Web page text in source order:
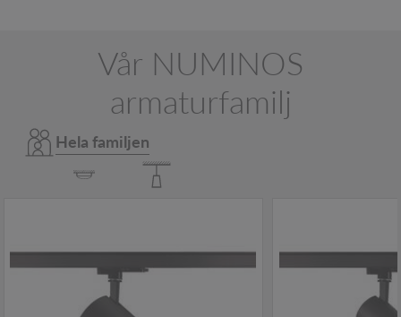
Vår NUMINOS
armaturfamilj
Hela familjen